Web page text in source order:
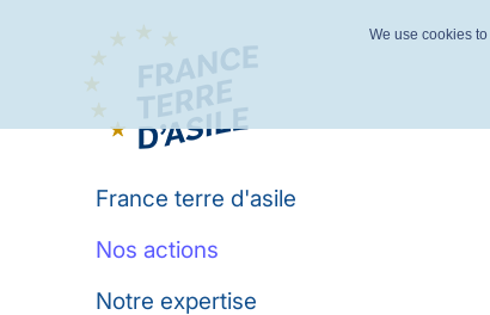
France terre d'asile
Nos actions
Notre expertise
We use cookies